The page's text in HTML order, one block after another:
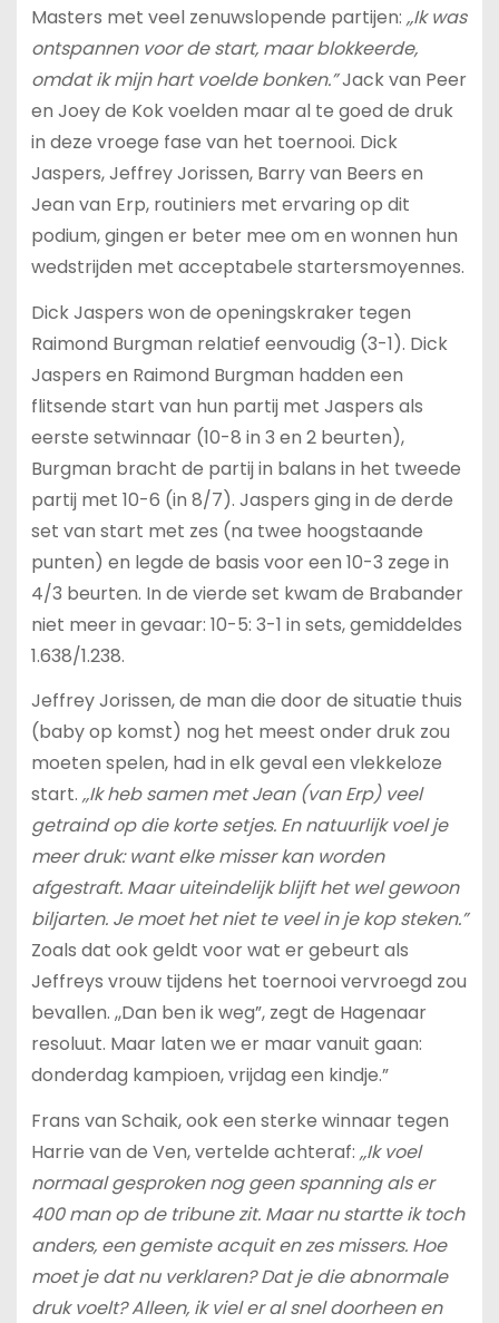
Masters met veel zenuwslopende partijen: ,,Ik was
ontspannen voor de start, maar blokkeerde,
omdat ik mijn hart voelde bonken.”Jack van Peer
en Joey de Kok voelden maar al te goed de druk
in deze vroege fase van het toernooi. Dick
Jaspers, Jeffrey Jorissen, Barry van Beers en
Jean van Erp, routiniers met ervaring op dit
podium, gingen er beter mee om en wonnen hun
wedstrijden met acceptabele startersmoyennes.
Dick Jaspers won de openingskraker tegen
Raimond Burgman relatief eenvoudig (3-1). Dick
Jaspers en Raimond Burgman hadden een
flitsende start van hun partij met Jaspers als
eerste setwinnaar (10-8 in 3 en 2 beurten),
Burgman bracht de partij in balans in het tweede
partij met 10-6 (in 8/7). Jaspers ging in de derde
set van start met zes (na twee hoogstaande
punten) en legde de basis voor een 10-3 zege in
4/3 beurten. In de vierde set kwam de Brabander
niet meer in gevaar: 10-5: 3-1 in sets, gemiddeldes
1.638/1.238.
Jeffrey Jorissen, de man die door de situatie thuis
(baby op komst) nog het meest onder druk zou
moeten spelen, had in elk geval een vlekkeloze
start. ,,Ik heb samen met Jean (van Erp) veel
getraind op die korte setjes. En natuurlijk voel je
meer druk: want elke misser kan worden
afgestraft. Maar uiteindelijk blijft het wel gewoon
biljarten. Je moet het niet te veel in je kop steken.”
Zoals dat ook geldt voor wat er gebeurt als
Jeffreys vrouw tijdens het toernooi vervroegd zou
bevallen. ,,Dan ben ik weg”, zegt de Hagenaar
resoluut. Maar laten we er maar vanuit gaan:
donderdag kampioen, vrijdag een kindje.”
Frans van Schaik, ook een sterke winnaar tegen
Harrie van de Ven, vertelde achteraf: ,,Ik voel
normaal gesproken nog geen spanning als er
400 man op de tribune zit. Maar nu startte ik toch
anders, een gemiste acquit en zes missers. Hoe
moet je dat nu verklaren? Dat je die abnormale
druk voelt? Alleen, ik viel er al snel doorheen en